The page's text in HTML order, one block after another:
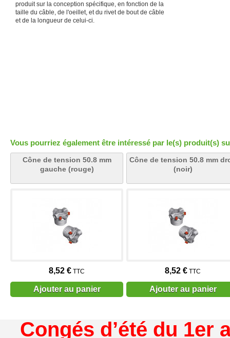
produit sur la conception spécifique, en fonction de la
taille du câble, de l'oeillet, et du rivet de bout de câble
et de la longueur de celui-ci.
Vous pourriez également être intéressé par le(s) produit(s)
Cône de tension 50.8 mm
gauche (rouge)
8,52 € TTC
Ajouter au panier
Cône de tension 50.8 mm
(noir)
8,52 € TTC
Ajouter au panier
Congés d’été du 1er